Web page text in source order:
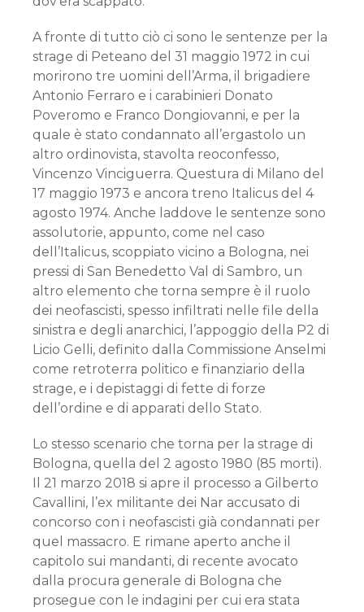
A fronte di tutto ciò ci sono le sentenze per la
strage di Peteano del 31 maggio 1972 in cui
morirono tre uomini dell’Arma, il brigadiere
Antonio Ferraro e i carabinieri Donato
Poveromo e Franco Dongiovanni, e per la
quale è stato condannato all’ergastolo un
altro ordinovista, stavolta reoconfesso,
Vincenzo Vinciguerra. Questura di Milano del
17 maggio 1973 e ancora treno Italicus del 4
agosto 1974. Anche laddove le sentenze sono
assolutorie, appunto, come nel caso
dell’Italicus, scoppiato vicino a Bologna, nei
pressi di San Benedetto Val di Sambro, un
altro elemento che torna sempre è il ruolo
dei neofascisti, spesso infiltrati nelle file della
sinistra e degli anarchici, l’appoggio della P2 di
Licio Gelli, definito dalla Commissione Anselmi
come retroterra politico e finanziario della
strage, e i depistaggi di fette di forze
dell’ordine e di apparati dello Stato.
Lo stesso scenario che torna per la strage di
Bologna, quella del 2 agosto 1980 (85 morti).
Il 21 marzo 2018 si apre il processo a Gilberto
Cavallini, l’ex militante dei Nar accusato di
concorso con i neofascisti già condannati per
quel massacro. E rimane aperto anche il
capitolo sui mandanti, di recente avocato
dalla procura generale di Bologna che
prosegue con le indagini per cui era stata